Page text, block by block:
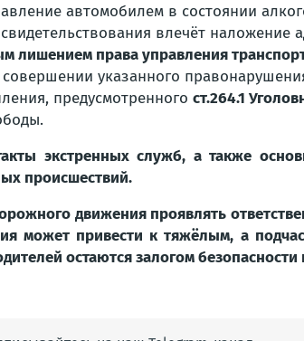
автомобилем в состоянии
влечёт
лишением права управления
указанного
предусмотренного ст.264.1
экстренных служб, а также
происшествий.
движения проявлять
может привести к тяжёлым, а
остаются залогом безопасности